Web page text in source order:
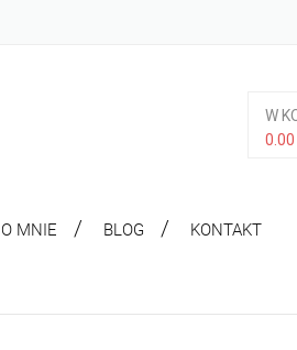
W
0.00
O MNIE BLOG KONTAKT